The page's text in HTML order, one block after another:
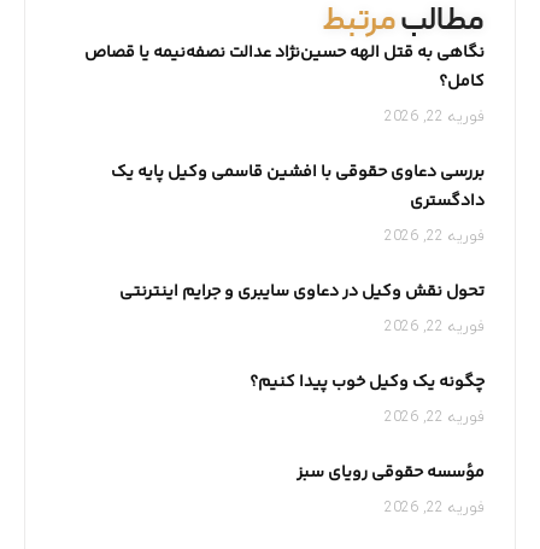
مطالبمرتبط
نگاهی به قتل الهه حسین‌نژاد عدالت نصفه‌نیمه یا قصاص
کامل؟
فوریه 22, 2026
بررسی دعاوی حقوقی با افشین قاسمی وکیل پایه یک
دادگستری
فوریه 22, 2026
تحول نقش وکیل در دعاوی سایبری و جرایم اینترنتی
فوریه 22, 2026
چگونه یک وکیل خوب پیدا کنیم؟
فوریه 22, 2026
مؤسسه حقوقی رویای سبز
فوریه 22, 2026